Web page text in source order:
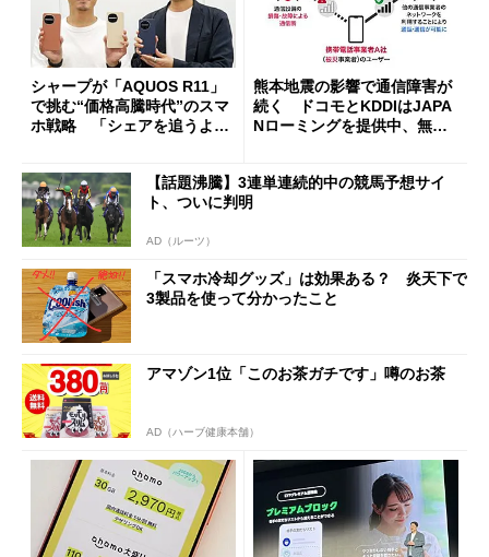
シャープが「AQUOS R11」
で挑む“価格高騰時代”のスマ
ホ戦略 「シェアを追うより
熊本地震の影響で通信障害が
続く ドコモとKDDIはJAPA
Nローミングを提供中、無料
【話題沸騰】3連単連続的中の競馬予想サイ
ト、ついに判明
AD（ルーツ）
「スマホ冷却グッズ」は効果ある？ 炎天下で
3製品を使って分かったこと
アマゾン1位「このお茶ガチです」噂のお茶
AD（ハーブ健康本舗）